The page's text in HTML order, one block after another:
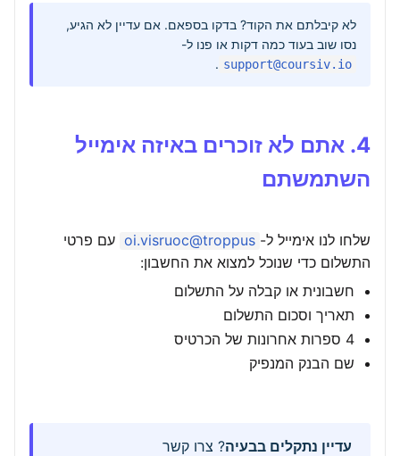
לא קיבלתם את הקוד? בדקו בספאם. אם עדיין לא הגיע,
נסו שוב בעוד כמה דקות או פנו ל-
support@coursiv.io
.
4. אתם לא זוכרים באיזה אימייל
השתמשתם
שלחו לנו אימייל ל- support@coursiv.io עם פרטי
התשלום כדי שנוכל למצוא את החשבון:
חשבונית או קבלה על התשלום
תאריך וסכום התשלום
4 ספרות אחרונות של הכרטיס
שם הבנק המנפיק
עדיין נתקלים בבעיה? צרו קשר